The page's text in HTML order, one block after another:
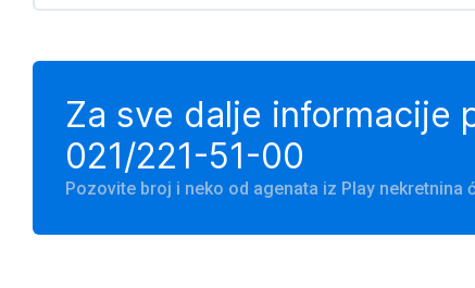
Za sve dalje informacije
021/221-51-00
Pozovite broj i neko od agenata iz Play nekretnina